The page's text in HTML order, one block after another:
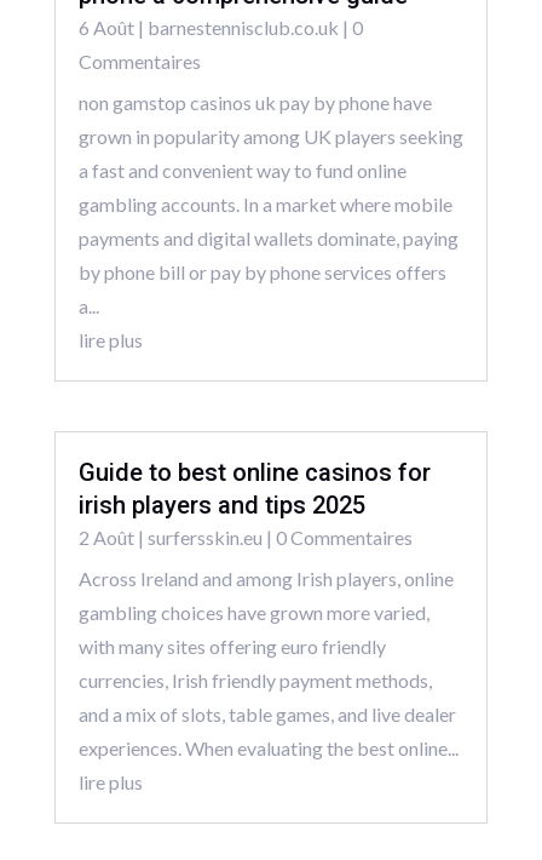
6 Août| barnestennisclub.co.uk | 0
Commentaires
non gamstop casinos uk pay by phone have
grown in popularity among UK players seeking
a fast and convenient way to fund online
gambling accounts. In a market where mobile
payments and digital wallets dominate, paying
by phone bill or pay by phone services offers
a...
lire plus
Guide to best online casinos for
irish players and tips 2025
2 Août| surfersskin.eu | 0 Commentaires
Across Ireland and among Irish players, online
gambling choices have grown more varied,
with many sites offering euro friendly
currencies, Irish friendly payment methods,
and a mix of slots, table games, and live dealer
experiences. When evaluating the best online...
lire plus